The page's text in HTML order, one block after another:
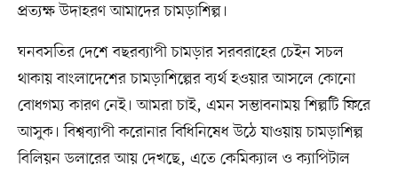
প্রত্যক্ষ উদাহরণ আমাদের চামড়াশিল্প।
ঘনবসতির দেশে বছরব্যাপী চামড়ার সরবরাহের চেইন সচল
থাকায় বাংলাদেশের চামড়াশিল্পের ব্যর্থ হওয়ার আসলে কোনো
বোধগম্য কারণ নেই। আমরা চাই, এমন সম্ভাবনাময় শিল্পটি ফিরে
আসুক। বিশ্বব্যাপী করোনার বিধিনিষেধ উঠে যাওয়ায় চামড়াশিল্প
বিলিয়ন ডলারের আয় দেখছে, এতে কেমিক্যাল ও ক্যাপিটাল